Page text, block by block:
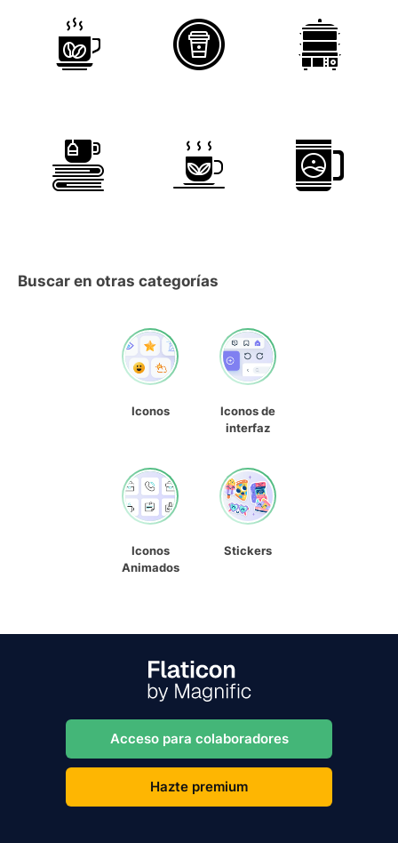
Buscar en otras categorías
Iconos
Iconos de
interfaz
Iconos
Animados
Stickers
Acceso para colaboradores
Hazte premium